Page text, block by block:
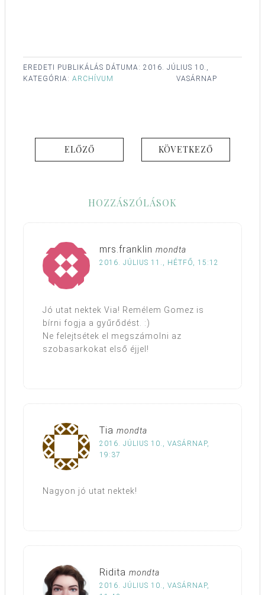
EREDETI PUBLIKÁLÁS DÁTUMA: 2016. JÚLIUS 10.,
VASÁRNAP
KATEGÓRIA: ARCHÍVUM
ELŐZŐ KÖVETKEZŐ
HOZZÁSZÓLÁSOK
mrs.franklin mondta
2016. JÚLIUS 11., HÉTFŐ, 15:12
Jó utat nektek Via! Remélem Gomez is
bírni fogja a gyűrődést. :)
Ne felejtsétek el megszámolni az
szobasarkokat első éjjel!
Tia mondta
2016. JÚLIUS 10., VASÁRNAP,
19:37
Nagyon jó utat nektek!
Ridita mondta
2016. JÚLIUS 10., VASÁRNAP,